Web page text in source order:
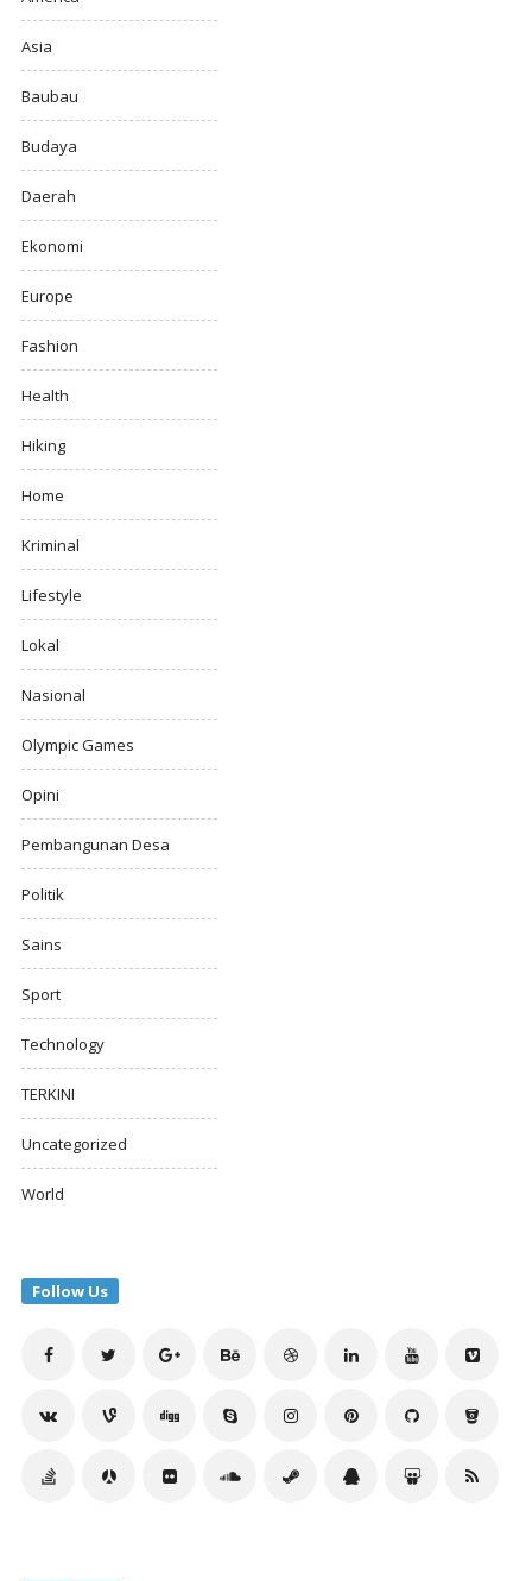
Asia
Baubau
Budaya
Daerah
Ekonomi
Europe
Fashion
Health
Hiking
Home
Kriminal
Lifestyle
Lokal
Nasional
Olympic Games
Opini
Pembangunan Desa
Politik
Sains
Sport
Technology
TERKINI
Uncategorized
World
Follow Us